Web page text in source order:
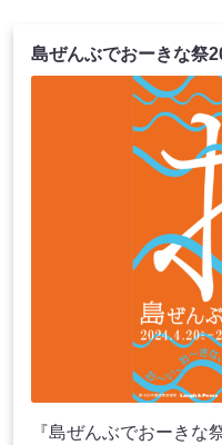
島ぜんぶでおーきな祭
『島ぜんぶでおーきな